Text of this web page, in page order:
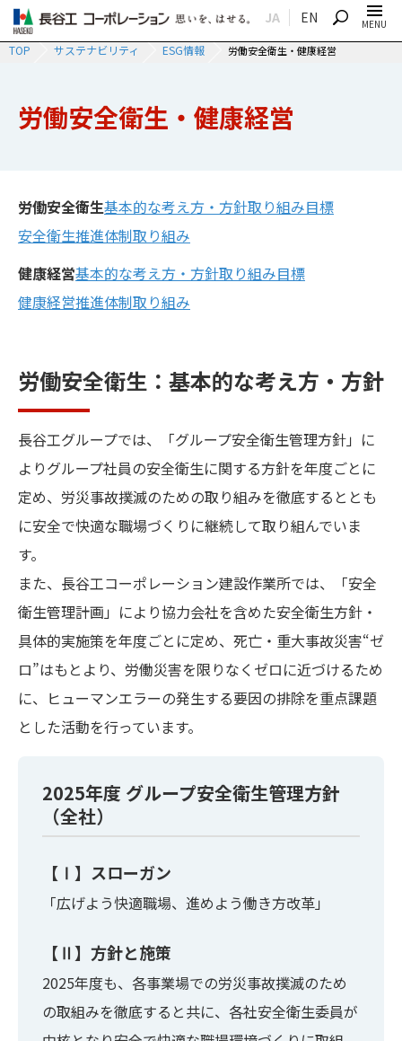
JA EN
SEARCH MENU
TOP サステナビリティ ESG情報 労働安全衛生・健康経営
労働安全衛生・健康経営
労働安全衛生基本的な考え方・方針取り組み目標
安全衛生推進体制取り組み
健康経営基本的な考え方・方針取り組み目標
健康経営推進体制取り組み
労働安全衛生：基本的な考え方・方針
長谷工グループでは、「グループ安全衛生管理方針」に
よりグループ社員の安全衛生に関する方針を年度ごとに
定め、労災事故撲滅のための取り組みを徹底するととも
に安全で快適な職場づくりに継続して取り組んでいま
す。
また、長谷工コーポレーション建設作業所では、「安全
衛生管理計画」により協力会社を含めた安全衛生方針・
具体的実施策を年度ごとに定め、死亡・重大事故災害“ゼ
ロ”はもとより、労働災害を限りなくゼロに近づけるため
に、ヒューマンエラーの発生する要因の排除を重点課題
とした活動を行っています。
2025年度 グループ安全衛生管理方針
（全社）
【Ⅰ】スローガン
「広げよう快適職場、進めよう働き方改革」
【Ⅱ】方針と施策
2025年度も、各事業場での労災事故撲滅のため
の取組みを徹底すると共に、各社安全衛生委員が